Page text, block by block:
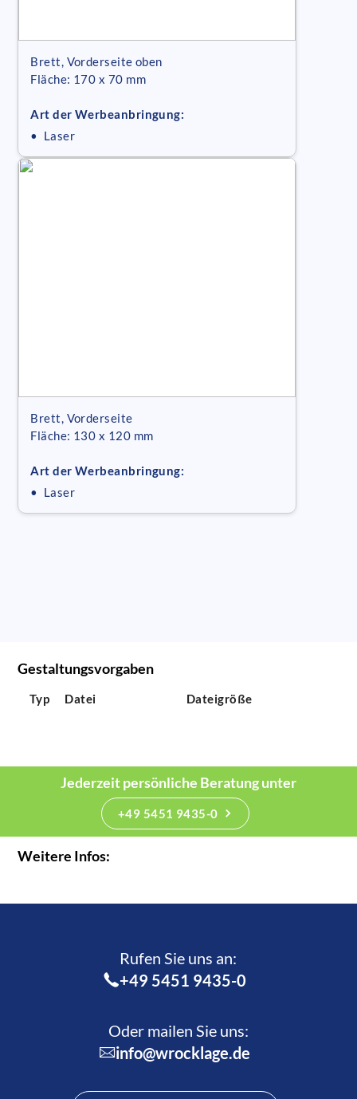
Brett, Vorderseite oben
Fläche: 170 x 70 mm
Art der Werbeanbringung:
• Laser
Brett, Vorderseite
Fläche: 130 x 120 mm
Art der Werbeanbringung:
• Laser
Gestaltungsvorgaben
Typ Datei Dateigröße
Jederzeit persönliche Beratung unter
+49 5451 9435-0
Weitere Infos:
Rufen Sie uns an:­
+49 5451 9435-0
Oder mailen Sie uns:
info@wrocklage.de